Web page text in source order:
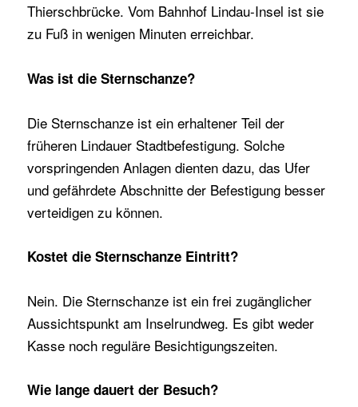
Thierschbrücke. Vom Bahnhof Lindau-Insel ist sie
zu Fuß in wenigen Minuten erreichbar.
Was ist die Sternschanze?
Die Sternschanze ist ein erhaltener Teil der
früheren Lindauer Stadtbefestigung. Solche
vorspringenden Anlagen dienten dazu, das Ufer
und gefährdete Abschnitte der Befestigung besser
verteidigen zu können.
Kostet die Sternschanze Eintritt?
Nein. Die Sternschanze ist ein frei zugänglicher
Aussichtspunkt am Inselrundweg. Es gibt weder
Kasse noch reguläre Besichtigungszeiten.
Wie lange dauert der Besuch?